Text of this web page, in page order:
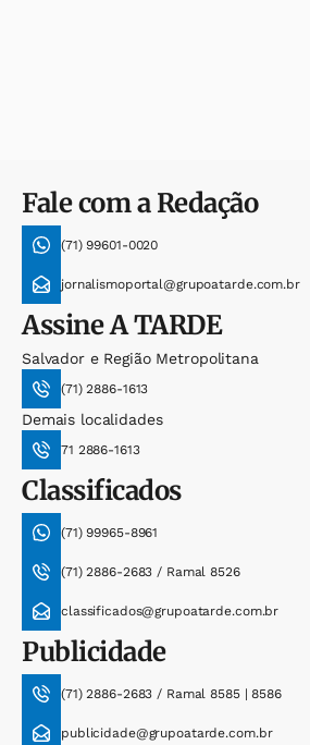
Fale com a Redação
(71) 99601-0020
jornalismoportal@grupoatarde.com.br
AssineA TARDE
Salvador e Região Metropolitana
(71) 2886-1613
Demais localidades
71 2886-1613
Classificados
(71) 99965-8961
(71) 2886-2683 / Ramal 8526
classificados@grupoatarde.com.br
Publicidade
(71) 2886-2683 / Ramal 8585 | 8586
publicidade@grupoatarde.com.br